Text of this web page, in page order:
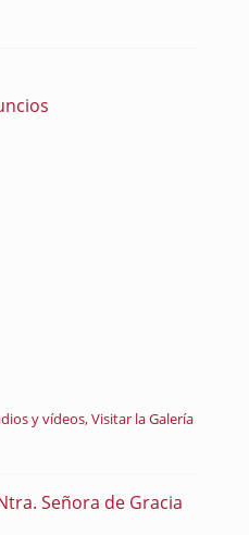
y vídeos, Visitar la Galería
Señora de Gracia